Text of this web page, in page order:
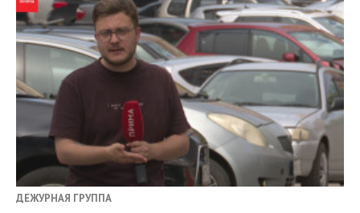
ДЕЖУРНАЯ ГРУППА